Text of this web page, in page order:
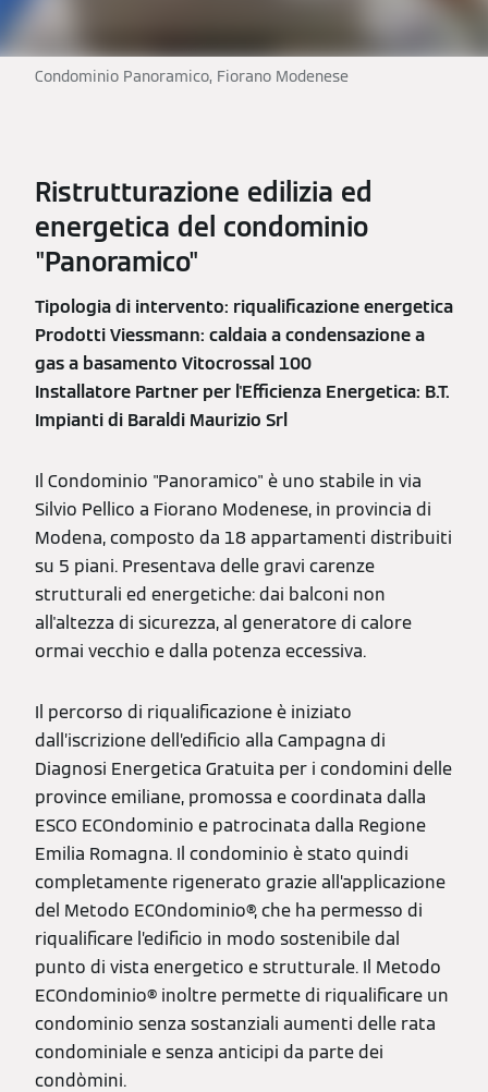
Condominio Panoramico, Fiorano Modenese
Ristrutturazione edilizia ed
energetica del condominio
"Panoramico"
Tipologia di intervento: riqualificazione energetica
Prodotti Viessmann: caldaia a condensazione a
gas a basamento Vitocrossal 100
Installatore Partner per l'Efficienza Energetica: B.T.
Impianti di Baraldi Maurizio Srl
Il Condominio "Panoramico" è uno stabile in via
Silvio Pellico a Fiorano Modenese, in provincia di
Modena, composto da 18 appartamenti distribuiti
su 5 piani. Presentava delle gravi carenze
strutturali ed energetiche: dai balconi non
all'altezza di sicurezza, al generatore di calore
ormai vecchio e dalla potenza eccessiva.
Il percorso di riqualificazione è iniziato
dall’iscrizione dell’edificio alla Campagna di
Diagnosi Energetica Gratuita per i condomini delle
province emiliane, promossa e coordinata dalla
ESCO ECOndominio e patrocinata dalla Regione
Emilia Romagna. Il condominio è stato quindi
completamente rigenerato grazie all’applicazione
del Metodo ECOndominio®, che ha permesso di
riqualificare l’edificio in modo sostenibile dal
punto di vista energetico e strutturale. Il Metodo
ECOndominio® inoltre permette di riqualificare un
condominio senza sostanziali aumenti delle rata
condominiale e senza anticipi da parte dei
condòmini.